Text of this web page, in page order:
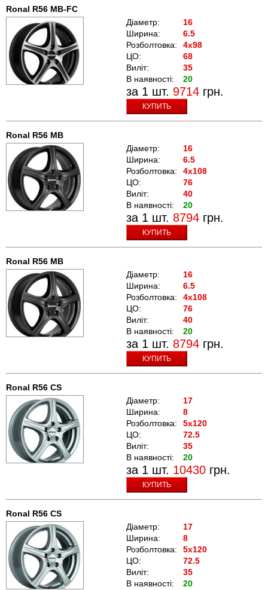
Ronal R56 MB-FC
Діаметр:
16
Ширина:
6.5
Розболтовка:
4x98
ЦО:
68
Виліт:
35
В наявності:
20
за 1 шт. 9714 грн.
КУПИТЬ
Ronal R56 MB
Діаметр:
16
Ширина:
6.5
Розболтовка:
4x108
ЦО:
76
Виліт:
40
В наявності:
20
за 1 шт. 8794 грн.
КУПИТЬ
Ronal R56 MB
Діаметр:
16
Ширина:
6.5
Розболтовка:
4x108
ЦО:
76
Виліт:
40
В наявності:
20
за 1 шт. 8794 грн.
КУПИТЬ
Ronal R56 CS
Діаметр:
17
Ширина:
8
Розболтовка:
5x120
ЦО:
72.5
Виліт:
35
В наявності:
20
за 1 шт. 10430 грн.
КУПИТЬ
Ronal R56 CS
Діаметр:
17
Ширина:
8
Розболтовка:
5x120
ЦО:
72.5
Виліт:
35
В наявності:
20